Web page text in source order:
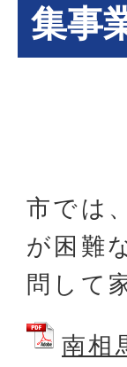
集事
市では
が困難
問して
南相